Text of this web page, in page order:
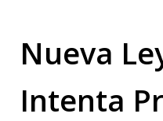
Nueva
Intenta